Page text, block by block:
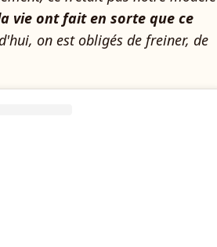
vie ont fait en sorte que ce
on est obligés de freiner, de